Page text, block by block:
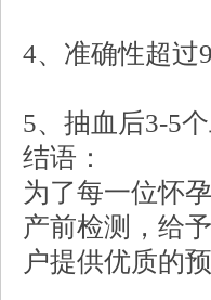
4、准确性超过
5、抽血后3-5
结语：
为了每一位怀
产前检测，给
户提供优质的